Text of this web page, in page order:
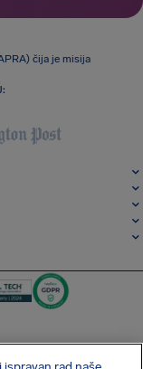
čija je misija